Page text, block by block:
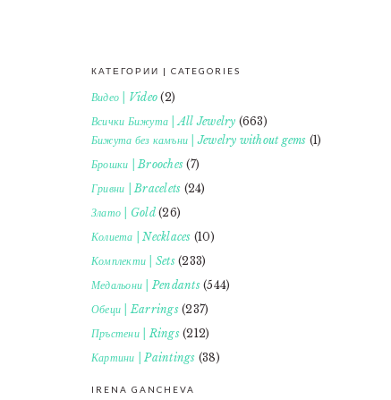
КАТЕГОРИИ | CATEGORIES
Видео | Video (2)
Всички Бижута | All Jewelry (663)
Бижута без камъни | Jewelry without gems (1)
Брошки | Brooches (7)
Гривни | Bracelets (24)
Злато | Gold(26)
Колиета | Necklaces (10)
Комплекти | Sets(233)
Медальони | Pendants(544)
Обеци | Earrings(237)
Пръстени | Rings(212)
Картини | Paintings (38)
IRENA GANCHEVA